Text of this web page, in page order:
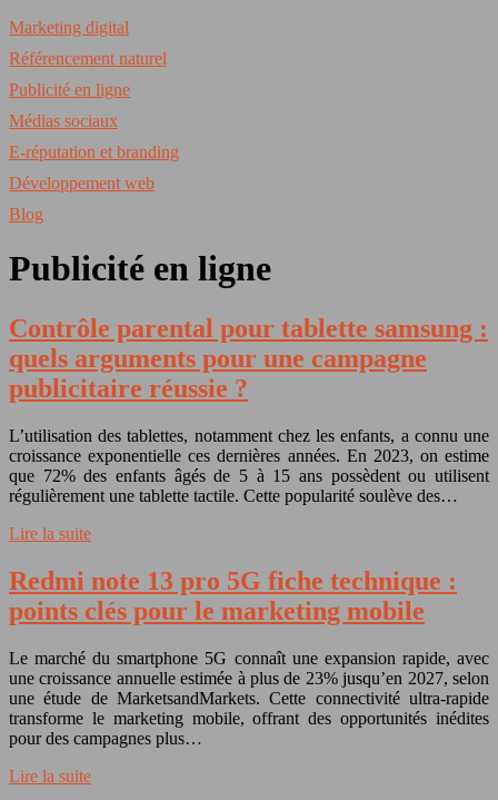
Marketing digital
Référencement naturel
Publicité en ligne
Médias sociaux
E-réputation et branding
Développement web
Blog
Publicité en ligne
Contrôle parental pour tablette samsung :
quels arguments pour une campagne
publicitaire réussie ?
L’utilisation des tablettes, notamment chez les enfants, a connu une
croissance exponentielle ces dernières années. En 2023, on estime
que 72% des enfants âgés de 5 à 15 ans possèdent ou utilisent
régulièrement une tablette tactile. Cette popularité soulève des…
Lire la suite
Redmi note 13 pro 5G fiche technique :
points clés pour le marketing mobile
Le marché du smartphone 5G connaît une expansion rapide, avec
une croissance annuelle estimée à plus de 23% jusqu’en 2027, selon
une étude de MarketsandMarkets. Cette connectivité ultra-rapide
transforme le marketing mobile, offrant des opportunités inédites
pour des campagnes plus…
Lire la suite